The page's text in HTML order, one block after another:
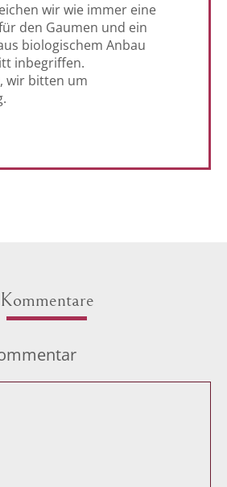
wir wie immer eine
den Gaumen und ein
biologischem Anbau
inbegriffen.
wir bitten um
Kommentare